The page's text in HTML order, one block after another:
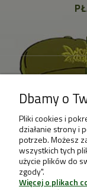
Dbamy o
Pliki cookies i
działanie strony i
potrzeb. Możesz
wszystkich tych
użycie plików do
zgody".
Więcej o plikach